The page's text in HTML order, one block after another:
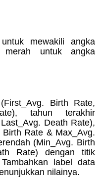
mewakili angka
untuk angka
Birth Rate,
tahun terakhir
Death Rate),
Rate & Max_Avg.
(Min_Avg. Birth
Rate) dengan titik
label data
nilainya.